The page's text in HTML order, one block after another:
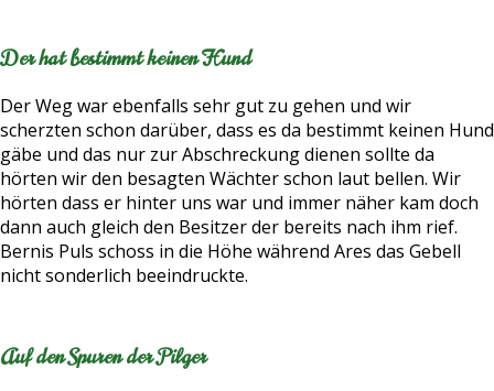
Der hat bestimmt keinen Hund
Der Weg war ebenfalls sehr gut zu gehen und wir
scherzten schon darüber, dass es da bestimmt keinen Hund
gäbe und das nur zur Abschreckung dienen sollte da
hörten wir den besagten Wächter schon laut bellen. Wir
hörten dass er hinter uns war und immer näher kam doch
dann auch gleich den Besitzer der bereits nach ihm rief.
Bernis Puls schoss in die Höhe während Ares das Gebell
nicht sonderlich beeindruckte.
Auf den Spuren der Pilger